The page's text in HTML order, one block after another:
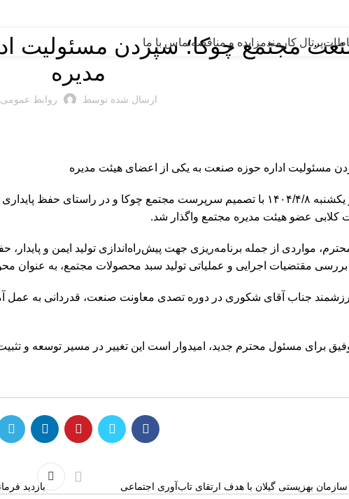
پرتال کارمندمزایده و مناقصهتماس با ما
مجتمع چوکا؛ سپردن مسئولیت
مدیره
ارسال شده توسط روابط عمومی
مسئولیت اداره حوزه صنعت به یکی از اعضای هیئت مدیره
به گزارش واحد روابط عمومی صبح امروز یکشنبه ۱۴۰۴/۴/۸ با تصمیم سرپرست
کلابی عضو هیئت مدیره مجتمع واگذار شد.
مواردی از جمله برنامه‌ریزی جهت پیش‌راه‌اندازی تولید ایمن و
بررسی مقتضیات اجرایی و عملیاتی تولید سبد محصولات مجتمع، به عنوان
جناب آقای شکوری در دوره تصدی معاونت صنعت، قدردانی به عمل
برای مسئول محترم جدید، امیدوار است این تغییر در مسیر توسعه و
بهزیستی گیلان با هدف ارتقای تاب‌آوری اجتماعی
بازدید